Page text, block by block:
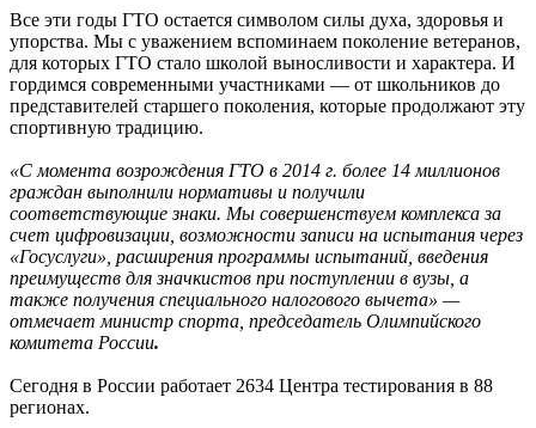
Все эти годы ГТО остается символом силы духа, здоровья и
упорства. Мы с уважением вспоминаем поколение ветеранов,
для которых ГТО стало школой выносливости и характера. И
гордимся современными участниками — от школьников до
представителей старшего поколения, которые продолжают эту
спортивную традицию.
«С момента возрождения ГТО в 2014 г. более 14 миллионов
граждан выполнили нормативы и получили
соответствующие знаки. Мы совершенствуем комплекса за
счет цифровизации, возможности записи на испытания через
«Госуслуги», расширения программы испытаний, введения
преимуществ для значкистов при поступлении в вузы, а
также получения специального налогового вычета» —
отмечает министр спорта, председатель Олимпийского
комитета России.
Сегодня в России работает 2634 Центра тестирования в 88
регионах.